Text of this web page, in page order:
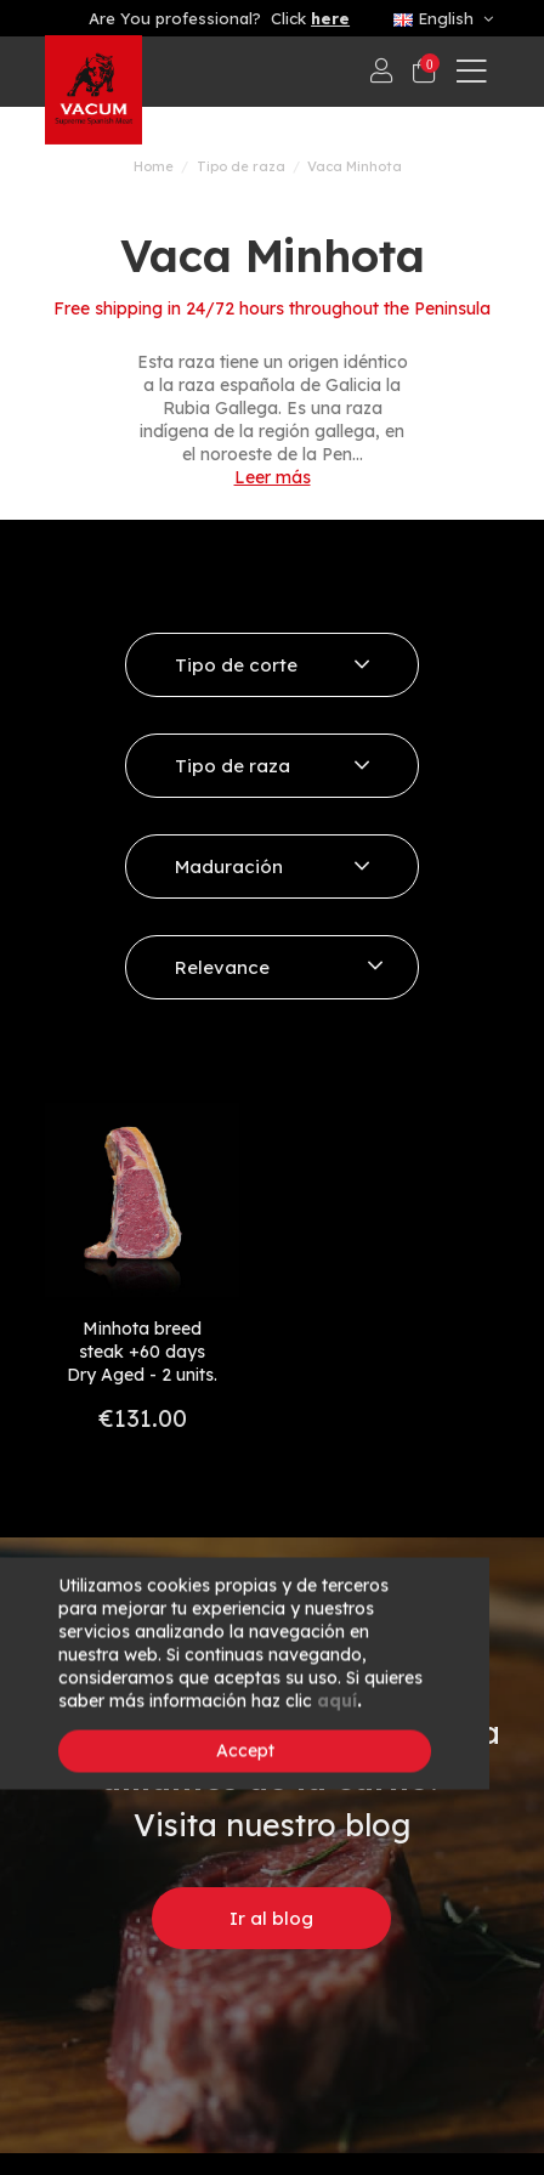
Are You professional? Click here English
0
Home Tipo de raza Vaca Minhota
Vaca Minhota
Free shipping in 24/72 hours throughout the Peninsula
Esta raza tiene un origen idéntico
a la raza española de Galicia la
Rubia Gallega. Es una raza
indígena de la región gallega, en
el noroeste de la Pen...
Leer más
Tipo de corte
Tipo de raza
Maduración
Relevance
Minhota breed
steak +60 days
Dry Aged - 2 units.
€131.00
¿Quieres trucos y eventos para
amantes de la carne
Visita nuestro blog
Ir al blog
Utilizamos cookies propias y de terceros
para mejorar tu experiencia y nuestros
servicios analizando la navegación en
nuestra web. Si continuas navegando,
consideramos que aceptas su uso. Si quieres
saber más información haz clic aquí.
Accept